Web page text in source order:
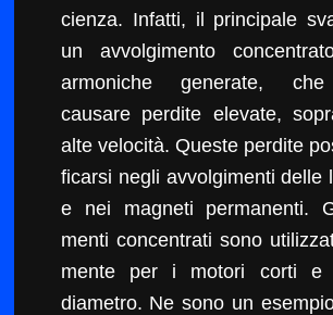
cien­za. Infat­ti, il prin­ci­pale
un avvol­gi­men­to
armoniche gen­er­ate,
causare perdite ele­vate,
alte veloc­ità. Queste perdite
fi­car­si negli avvol­gi­men­ti delle
e nei mag­neti per­ma­nen­ti.
men­ti con­cen­trati sono
mente per i motori cor­ti e
diametro. Ne sono un